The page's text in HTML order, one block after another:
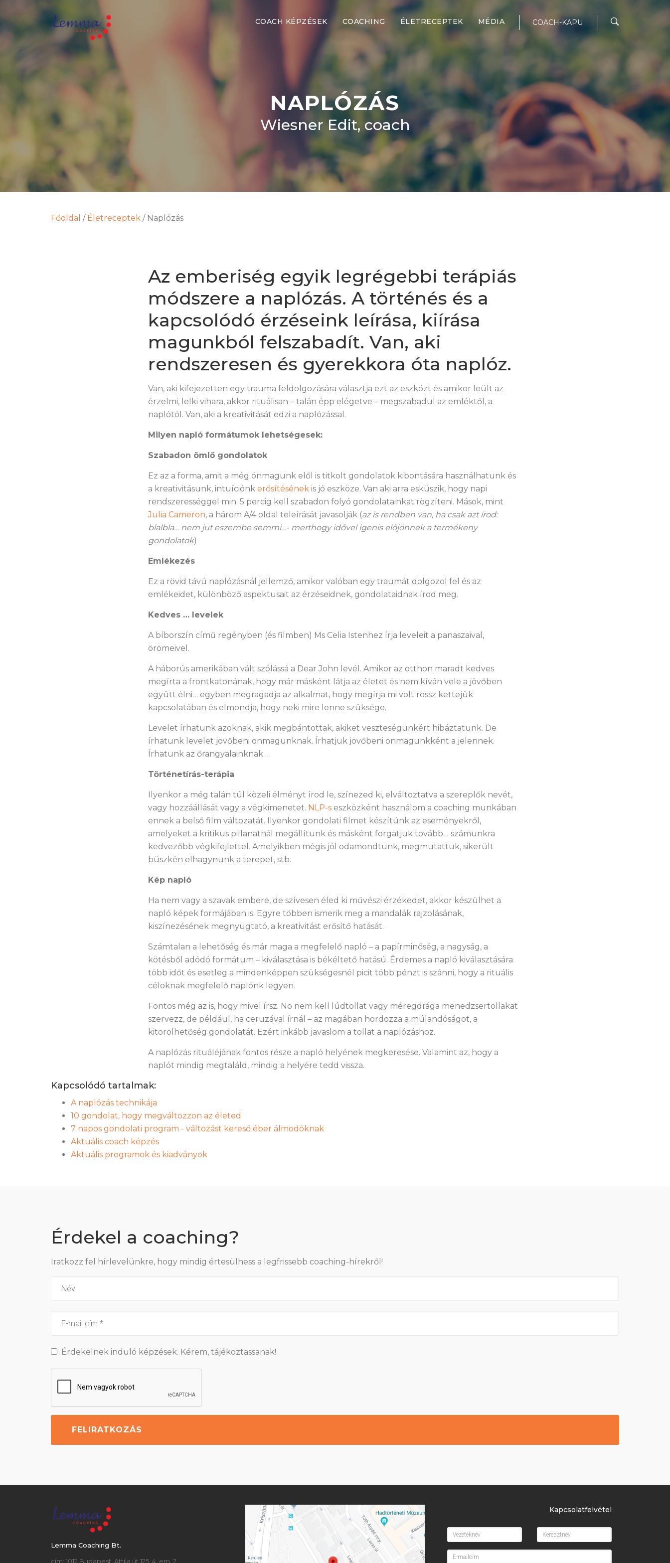
COACH KÉPZÉSEK COACHING ÉLETRECEPTEK MÉDIA COACH-KAPU
NAPLÓZÁS
Wiesner Edit, coach
Főoldal / Életreceptek / Naplózás
Az emberiség egyik legrégebbi terápiás
módszere a naplózás. A történés és a
kapcsolódó érzéseink leírása, kiírása
magunkból felszabadít. Van, aki
rendszeresen és gyerekkora óta naplóz.
Van, aki kifejezetten egy trauma feldolgozására választja ezt az eszközt és amikor leült az
érzelmi, lelki vihara, akkor rituálisan – talán épp elégetve – megszabadul az emléktől, a
naplótól. Van, aki a kreativitását edzi a naplózással.
Milyen napló formátumok lehetségesek:
Szabadon ömlő gondolatok
Ez az a forma, amit a még önmagunk elől is titkolt gondolatok kibontására használhatunk és
a kreativitásunk, intuíciónk erősítésének is jó eszköze. Van aki arra esküszik, hogy napi
rendszerességgel min. 5 percig kell szabadon folyó gondolatainkat rögzíteni. Mások, mint
Julia Cameron, a három A/4 oldal teleírását javasolják (az is rendben van, ha csak azt írod:
blalbla… nem jut eszembe semmi…- merthogy idővel igenis előjönnek a termékeny
gondolatok)
Emlékezés
Ez a rövid távú naplózásnál jellemző, amikor valóban egy traumát dolgozol fel és az
emlékeidet, különböző aspektusait az érzéseidnek, gondolataidnak írod meg.
Kedves … levelek
A bíborszín című regényben (és filmben) Ms Celia Istenhez írja leveleit a panaszaival,
örömeivel.
A háborús amerikában vált szólássá a Dear John levél. Amikor az otthon maradt kedves
megírta a frontkatonának, hogy már másként látja az életet és nem kíván vele a jövőben
együtt élni… egyben megragadja az alkalmat, hogy megírja mi volt rossz kettejük
kapcsolatában és elmondja, hogy neki mire lenne szüksége.
Levelet írhatunk azoknak, akik megbántottak, akiket veszteségünkért hibáztatunk. De
írhatunk levelet jövőbeni önmagunknak. Írhatjuk jövőbeni önmagunkként a jelennek.
Írhatunk az őrangyalainknak …
Történetírás-terápia
Ilyenkor a még talán túl közeli élményt írod le, színezed ki, elváltoztatva a szereplők nevét,
vagy hozzáállását vagy a végkimenetet. NLP-s eszközként használom a coaching munkában
ennek a belső film változatát. Ilyenkor gondolati filmet készítünk az eseményekről,
amelyeket a kritikus pillanatnál megállítunk és másként forgatjuk tovább… számunkra
kedvezőbb végkifejlettel. Amelyikben mégis jól odamondtunk, megmutattuk, sikerült
büszkén elhagynunk a terepet, stb.
Kép napló
Ha nem vagy a szavak embere, de szívesen éled ki művészi érzékedet, akkor készülhet a
napló képek formájában is. Egyre többen ismerik meg a mandalák rajzolásának,
kiszínezésének megnyugtató, a kreativitást erősítő hatását.
Számtalan a lehetőség és már maga a megfelelő napló – a papírminőség, a nagyság, a
kötésből adódó formátum – kiválasztása is békéltető hatású. Érdemes a napló kiválasztására
több időt és esetleg a mindenképpen szükségesnél picit több pénzt is szánni, hogy a rituális
céloknak megfelelő naplónk legyen.
Fontos még az is, hogy mivel írsz. No nem kell lúdtollat vagy méregdrága menedzsertollakat
szervezz, de például, ha ceruzával írnál – az magában hordozza a múlandóságot, a
kitörölhetőség gondolatát. Ezért inkább javaslom a tollat a naplózáshoz.
A naplózás rituáléjának fontos része a napló helyének megkeresése. Valamint az, hogy a
naplót mindig megtaláld, mindig a helyére tedd vissza.
Kapcsolódó tartalmak:
A naplózás technikája
10 gondolat, hogy megváltozzon az életed
7 napos gondolati program - változást kereső éber álmodóknak
Aktuális coach képzés
Aktuális programok és kiadványok
Érdekel a coaching?
Iratkozz fel hírlevelünkre, hogy mindig értesülhess a legfrissebb coaching-hírekről!
Érdekelnek induló képzések. Kérem, tájékoztassanak!
Lemma Coaching Bt.
cím: 1012 Budapest, Attila út 125. 4. em. 2.
Kapcsolatfelvétel